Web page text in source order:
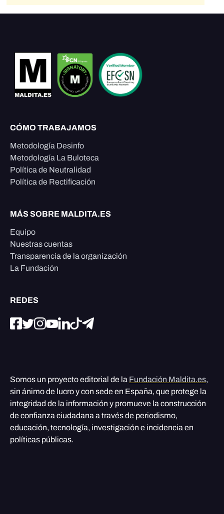
CÓMO TRABAJAMOS
Metodología Desinfo
Metodología La Buloteca
Política de Neutralidad
Política de Rectificación
MÁS SOBRE MALDITA.ES
Equipo
Nuestras cuentas
Transparencia de la organización
La Fundación
REDES
Somos un proyecto editorial de la Fundación Maldita.es,
sin ánimo de lucro y con sede en España, que protege la
integridad de la información y promueve la construcción
de confianza ciudadana a través de periodismo,
educación, tecnología, investigación e incidencia en
políticas públicas.